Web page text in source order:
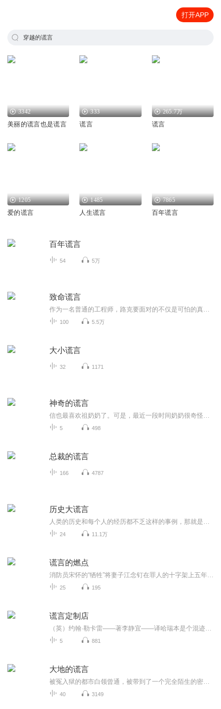
打开APP
穿越的谎言
3342
美丽的谎言也是谎言
333
谎言
265.7万
谎言
1205
爱的谎言
1485
人生谎言
7865
百年谎言
百年谎言
54 5万
致命谎言
100 5.5万
大小谎言
32 1171
神奇的谎言
5 498
总裁的谎言
166 4787
历史大谎言
24 11.1万
谎言的燃点
25 195
谎言定制店
5 881
大地的谎言
40 3149